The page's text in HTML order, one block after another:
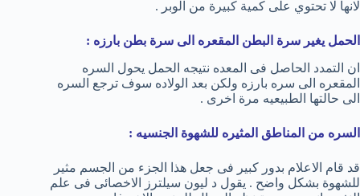
لانها لا تحتوي على كمية كبيرة من الوبر .
الحمل يغير سرة البطن المقعره الى سرة بطن بارزه :
ان التمدد الحاصل فى المعده نتيجه الحمل يحول السره
المقعره الى سره بارزه ولكن بعد الولاده سوف ترجع السره
الى حالتها الطبيعيه مرة اخرى .
السره من المناطق المثيره للشهوة الجنسيه :
قد قام الاعلام بدور كبير فى جعل هذا الجزء من الجسم مثير
للشهوة بشكل واضح . يقول د ليون سيلترز الاخصائى فى علم